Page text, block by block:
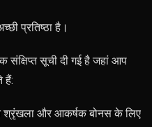
प्रतिष्ठा है।
संक्षिप्त सूची दी गई है जहां आप
हैं:
श्रृंखला और आकर्षक बोनस के लिए